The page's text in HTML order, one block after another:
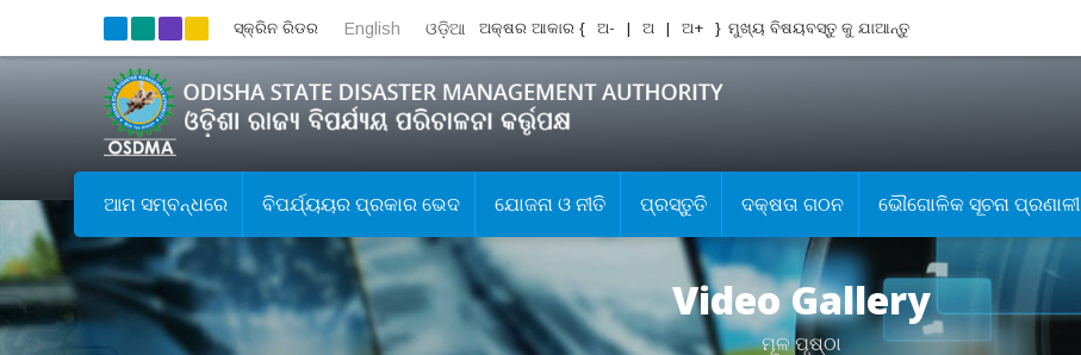
ସ୍କ୍ରିନ ରିଡର English ଓଡ଼ିଆ ଅକ୍ଷର ଆକାର { ଅ- | ଅ | ଅ+ } ମୁଖ୍ୟ ବିଷୟବସ୍ତୁ କୁ ଯାଆନ୍ତୁ
ଆମ ସମ୍ବନ୍ଧରେ ବିପର୍ଯ୍ୟୟର ପ୍ରକାର ଭେଦ ଯୋଜନା ଓ ନୀତି ପ୍ରସ୍ତୁତି ଦକ୍ଷତା ଗଠନ ଭୌଗୋଳିକ ସୂଚନା ପ୍ରଣାଳୀ
Video Gallery
ମୂଳ ପୃଷ୍ଠା